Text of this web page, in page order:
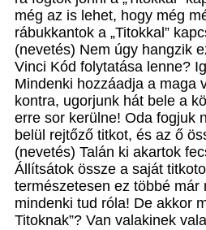
még az is lehet, hogy még
rábukkantok a „Titokkal”
(nevetés) Nem úgy hangzik
Vinci Kód folytatása lenne?
Mindenki hozzáadja a maga
kontra, ugorjunk hát bele a
erre sor kerülne! Oda fogjuk
belül rejtőző titkot, és az ő
(nevetés) Talán ki akartok
Állítsátok össze a saját
természetesen ez többé már
mindenki tud róla! De akkor
Titoknak”? Van valakinek